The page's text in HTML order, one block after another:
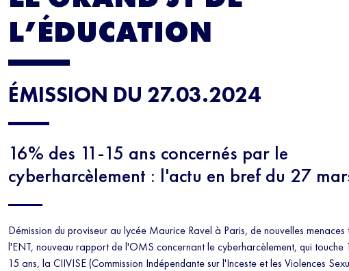
L’ÉDUCATION
ÉMISSION DU 27.03.2024
16% des 11-15 ans concernés par le
cyberharcèlement : l'actu en bref du 27
Démission du proviseur au lycée Maurice Ravel à Paris, de nouvelles menaces
l'ENT, nouveau rapport de l'OMS concernant le cyberharcèlement, qui touche
15 ans, la CIIVISE (Commission Indépendante sur l'Inceste et les Violences